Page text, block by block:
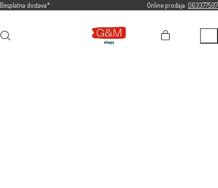
Besplatna dostava* Online prodaja: 063377597